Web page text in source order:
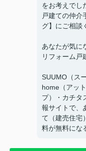
をお考えでし
戸建ての仲介
グ】にご相談
あなたが気に
リフォーム戸
SUUMO（ス
home（アッ
プ）・カチタ
報サイトで、
て（建売住宅
料が無料にな